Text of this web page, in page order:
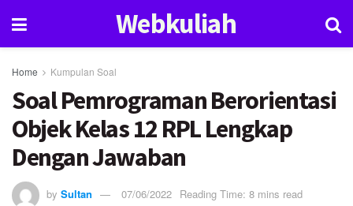
Webkuliah
Home Kumpulan Soal
Soal Pemrograman Berorientasi
Objek Kelas 12 RPL Lengkap
Dengan Jawaban
by Sultan 07/06/2022 Reading Time: 8 mins read